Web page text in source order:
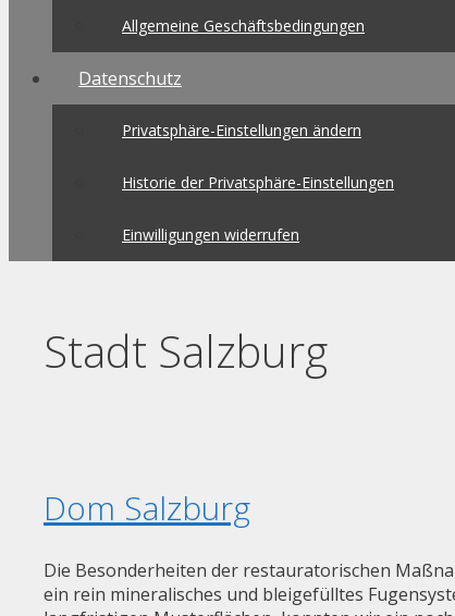
Allgemeine Geschäftsbedingungen
Datenschutz
Privatsphäre-Einstellungen ändern
Historie der Privatsphäre-Einstellungen
Einwilligungen widerrufen
Stadt Salzburg
Dom Salzburg
Die Besonderheiten der restauratorischen
ein rein mineralisches und bleigefülltes